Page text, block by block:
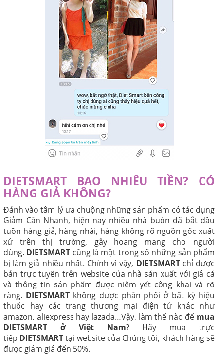
DIETSMART BAO NHIÊU TIỀN? CÓ
HÀNG GIẢ KHÔNG?
Đánh vào tâm lý ưa chuộng những sản phẩm có tác dụng
Giảm Cân Nhanh, hiện nay nhiều nhà buôn đã bắt đầu
tuồn hàng giả, hàng nhái, hàng không rõ nguồn gốc xuất
xứ trên thị trường, gây hoang mang cho người
dùng. DIETSMART cũng là một trong số những sản phẩm
bị làm giả nhiều nhất. Chính vì vậy, DIETSMARTchỉ được
bán trực tuyến trên website của nhà sản xuất với giá cả
và thông tin sản phẩm được niêm yết công khai và rõ
ràng. DIETSMARTkhông được phân phối ở bất kỳ hiệu
thuốc hay các trang thương mại điện tử khác như
amazon, aliexpress hay lazada…Vậy, làm thế nào để mua
DIETSMART ở Việt Nam? Hãy mua trực
tiếp DIETSMARTtại website của Chúng tôi, khách hàng sẽ
được giảm giá đến 50%.